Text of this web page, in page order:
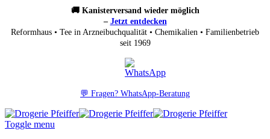
🚚 Kanisterversand wieder möglich
– Jetzt entdecken
Reformhaus • Tee in Arzneibuchqualität • Chemikalien • Familienbetrieb
seit 1969
💬 Fragen? WhatsApp-Beratung
Toggle menu